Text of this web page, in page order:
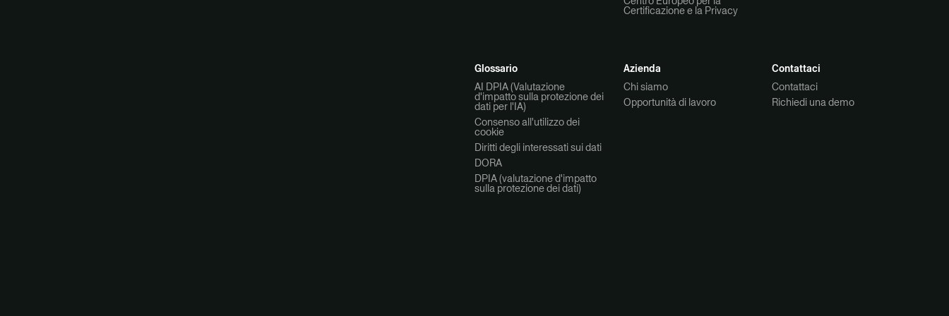
Certificazione e la Privacy
Glossario
AI DPIA (Valutazione
d'impatto sulla protezione dei
dati per l'IA)
Consenso all'utilizzo dei
cookie
Diritti degli interessati sui dati
DORA
DPIA (valutazione d'impatto
sulla protezione dei dati)
Azienda
Chi siamo
Opportunità di lavoro
Contattaci
Contattaci
Richiedi una demo